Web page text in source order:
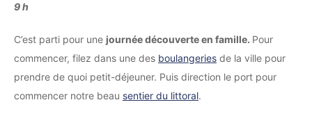
9 h
C’est parti pour une journée découverte en famille. Pour
commencer, filez dans une des boulangeries de la ville pour
prendre de quoi petit-déjeuner. Puis direction le port pour
commencer notre beau sentier du littoral.